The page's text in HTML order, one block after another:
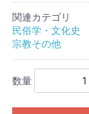
関連カテゴリ
民俗学・文化史
宗教その他
数量